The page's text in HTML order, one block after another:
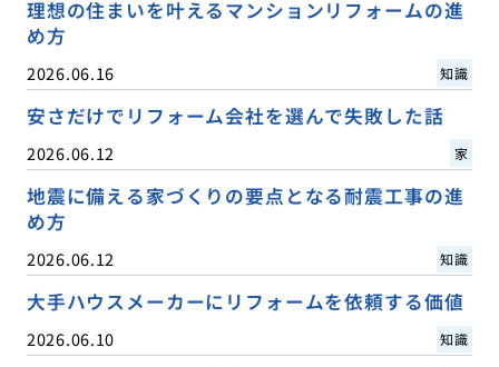
理想の住まいを叶えるマンションリフォームの進
め方
2026.06.16 知識
安さだけでリフォーム会社を選んで失敗した話
2026.06.12 家
地震に備える家づくりの要点となる耐震工事の進
め方
2026.06.12 知識
大手ハウスメーカーにリフォームを依頼する価値
2026.06.10 知識